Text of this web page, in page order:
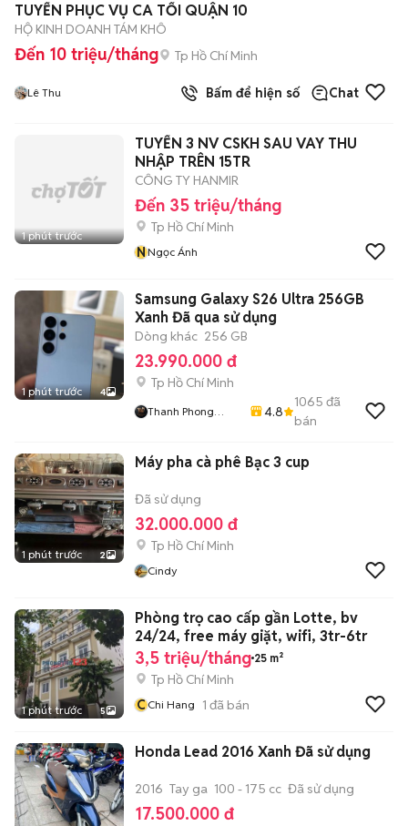
TUYỂN PHỤC VỤ CA TỐI QUẬN 10
HỘ KINH DOANH TÁM KHÔ
Đến 10 triệu/tháng Tp Hồ Chí Minh
Lê Thu Bấm để hiện số Chat
1 phút trước
TUYỂN 3 NV CSKH SAU VAY THU
NHẬP TRÊN 15TR
CÔNG TY HANMIR
Đến 35 triệu/tháng
Tp Hồ Chí Minh
NNgọc Ánh
1 phút trước 4
Samsung Galaxy S26 Ultra 256GB
Xanh Đã qua sử dụng
Dòng khác 256 GB
23.990.000 đ
Tp Hồ Chí Minh
Thanh Phong
4.8
1065 đã
bán
1 phút trước 2
Máy pha cà phê Bạc 3 cup
Đã sử dụng
32.000.000 đ
Tp Hồ Chí Minh
Cindy
1 phút trước 5
Phòng trọ cao cấp gần Lotte, bv
24/24, free máy giặt, wifi, 3tr-6tr
3,5 triệu/tháng 25 m²
Tp Hồ Chí Minh
CChi Hang 1 đã bán
Honda Lead 2016 Xanh Đã sử dụng
2016 Tay ga 100 - 175 cc Đã sử dụng
17.500.000 đ